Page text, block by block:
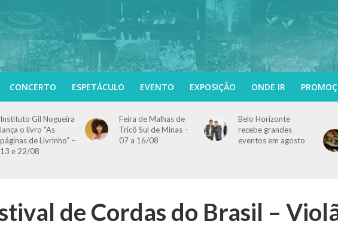
CONCERTO ESPETÁCULO EVENTO EXPOSIÇÃO ONDE IR
Instituto Gil Nogueira
lança o livro “As
páginas de Livrinho” –
13 e 22/08
Feira de Malhas de
Tricô Sul de Minas –
07 a 16/08
Belo Horizonte
recebe grandes
eventos em agosto
de Cordas do Brasil –